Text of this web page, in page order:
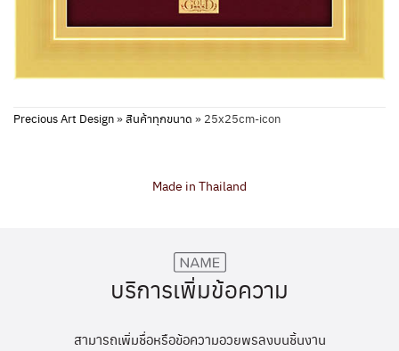
Precious Art Design»สินค้าทุกขนาด » 25x25cm-icon
Made in Thailand
บริการเพิ่มข้อความ
สามารถเพิ่มชื่อหรือข้อความอวยพรลงบนชิ้นงาน